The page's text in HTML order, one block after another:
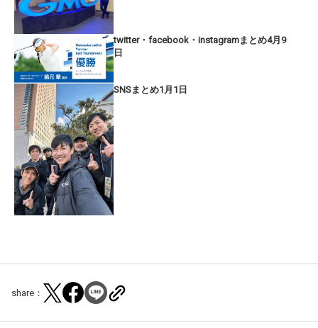
twitter・facebook・instagramまとめ4月9
日
SNSまとめ1月1日
share：